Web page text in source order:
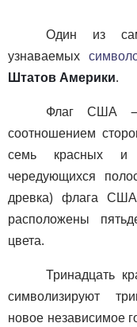
Один из
узнаваемых
Штатов Америки.
Флаг США —
соотношением
семь красных и
чередующихся
древка) флага
расположены
цвета.
Тринадцать
символизируют
новое независимое